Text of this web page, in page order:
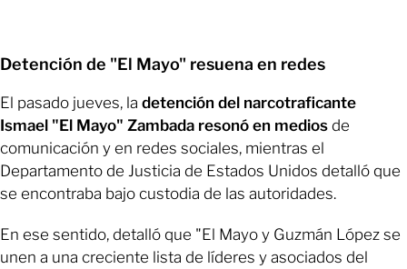
Detención de "El Mayo" resuena en redes
El pasado jueves, la detención del narcotraficante
Ismael "El Mayo" Zambada resonó en medios de
comunicación y en redes sociales, mientras el
Departamento de Justicia de Estados Unidos detalló que
se encontraba bajo custodia de las autoridades.
En ese sentido, detalló que "El Mayo y Guzmán López se
unen a una creciente lista de líderes y asociados del